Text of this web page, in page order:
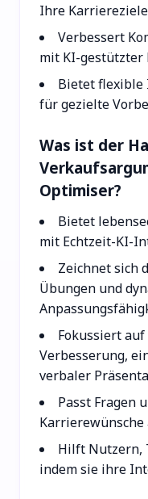
Ihre
Verbessert
mit KI-gestützter
Bietet
für gezielte
Was ist der
Optimiser?
Bietet
mit Echtzeit-KI-
Zeichnet sich
Übungen und
Fokussiert
Verbesserung,
verbaler
Passt Fragen
Karrierewünsche
Hilft Nutzern,
indem sie ihre